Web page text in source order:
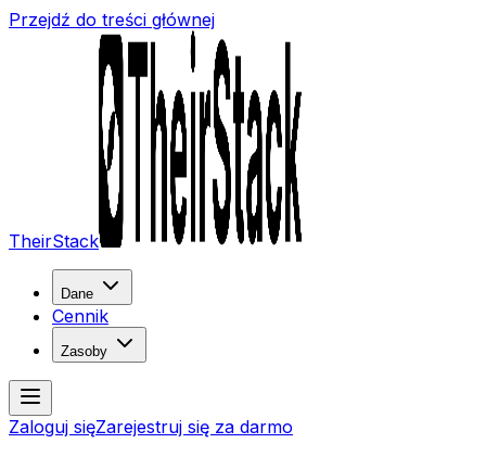
Przejdź do treści głównej
TheirStack
Dane
Cennik
Zasoby
Zaloguj sięZarejestruj się za darmo